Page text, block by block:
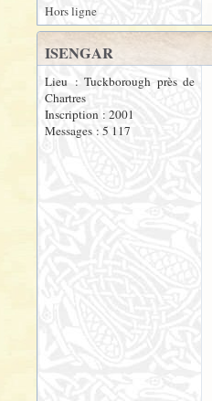
Hors ligne
ISENGAR
Lieu : Tuckborough près de
Chartres
Inscription : 2001
Messages : 5 117